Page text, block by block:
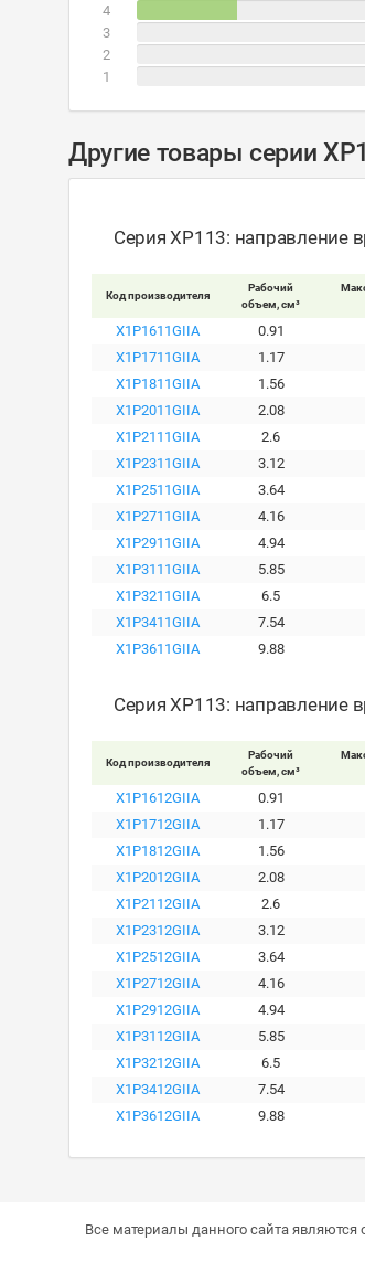
4
3
2
1
Другие товары серии
Серия XP113: направление
Код производителя
Рабочий
объем, см³
X1P1611GIIA 0.91
X1P1711GIIA
1.17
X1P1811GIIA
1.56
X1P2011GIIA
2.08
X1P2111GIIA
2.6
X1P2311GIIA
3.12
X1P2511GIIA
3.64
X1P2711GIIA
4.16
X1P2911GIIA
4.94
X1P3111GIIA
5.85
X1P3211GIIA
6.5
X1P3411GIIA
7.54
X1P3611GIIA
9.88
Серия XP113: направление
Код производителя
Рабочий
объем, см³
X1P1612GIIA 0.91
X1P1712GIIA
1.17
X1P1812GIIA
1.56
X1P2012GIIA
2.08
X1P2112GIIA
2.6
X1P2312GIIA
3.12
X1P2512GIIA
3.64
X1P2712GIIA
4.16
X1P2912GIIA
4.94
X1P3112GIIA
5.85
X1P3212GIIA
6.5
X1P3412GIIA
7.54
X1P3612GIIA
9.88
Все материалы данного сайта являются